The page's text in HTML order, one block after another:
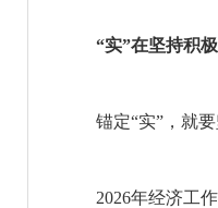
“实”在坚持积极
锚定“实”，就要
2026年经济工作